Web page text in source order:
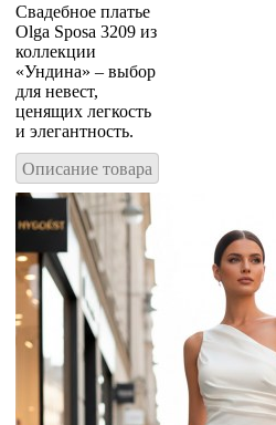
Свадебное платье
Olga Sposa 3209 из
коллекции
«Ундина» – выбор
для невест,
ценящих легкость
и элегантность.
Описание товара